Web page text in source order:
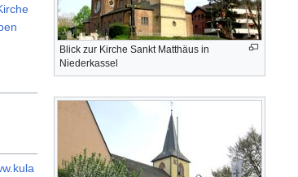
Blick zur Kirche Sankt Matthäus in
Niederkassel